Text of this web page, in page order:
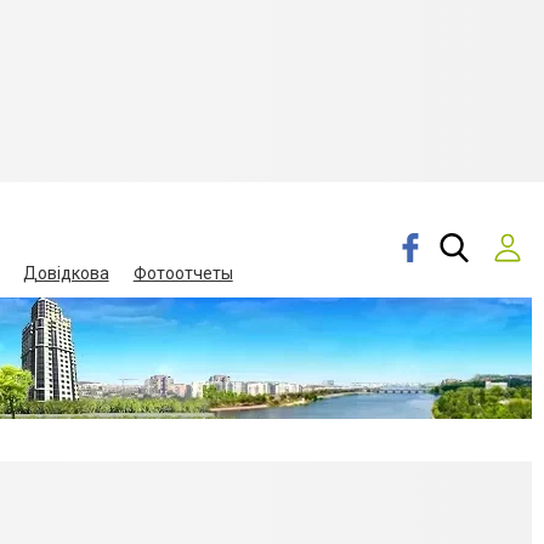
Довідкова Фотоотчеты